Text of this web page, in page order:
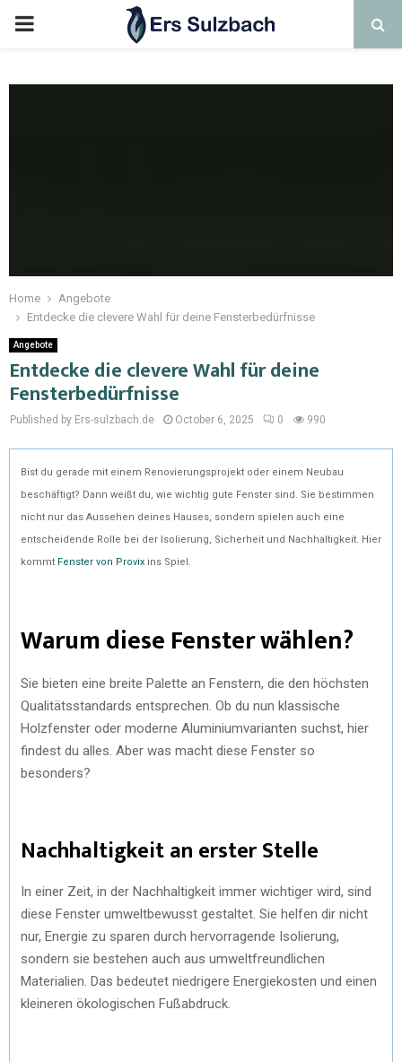
Home
Angebote
Entdecke die clevere Wahl für deine Fensterbedürfnisse
Angebote
Entdecke die clevere Wahl für deine
Fensterbedürfnisse
Published by Ers-sulzbach.de October 6, 2025 0 990
Bist du gerade mit einem Renovierungsprojekt oder einem Neubau
beschäftigt? Dann weißt du, wie wichtig gute Fenster sind. Sie bestimmen
nicht nur das Aussehen deines Hauses, sondern spielen auch eine
entscheidende Rolle bei der Isolierung, Sicherheit und Nachhaltigkeit. Hier
kommt Fenster von Provix ins Spiel.
Warum diese Fenster wählen?
Sie bieten eine breite Palette an Fenstern, die den höchsten
Qualitätsstandards entsprechen. Ob du nun klassische
Holzfenster oder moderne Aluminiumvarianten suchst, hier
findest du alles. Aber was macht diese Fenster so
besonders?
Nachhaltigkeit an erster Stelle
In einer Zeit, in der Nachhaltigkeit immer wichtiger wird, sind
diese Fenster umweltbewusst gestaltet. Sie helfen dir nicht
nur, Energie zu sparen durch hervorragende Isolierung,
sondern sie bestehen auch aus umweltfreundlichen
Materialien. Das bedeutet niedrigere Energiekosten und einen
kleineren ökologischen Fußabdruck.